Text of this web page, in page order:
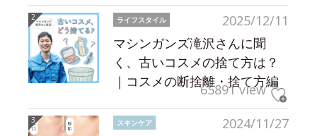
2025/12/11
ライフスタイル
マシンガンズ滝沢さんに聞
く、古いコスメの捨て方は？
｜コスメの断捨離・捨て方編
65891 view
2024/11/27
スキンケア